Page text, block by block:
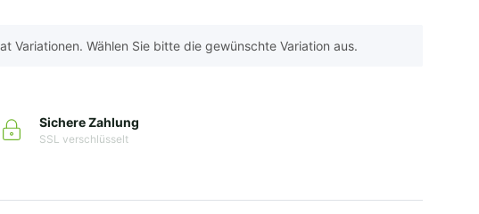
Variationen. Wählen Sie bitte die gewünschte Variation aus.
Sichere Zahlung
SSL verschlüsselt